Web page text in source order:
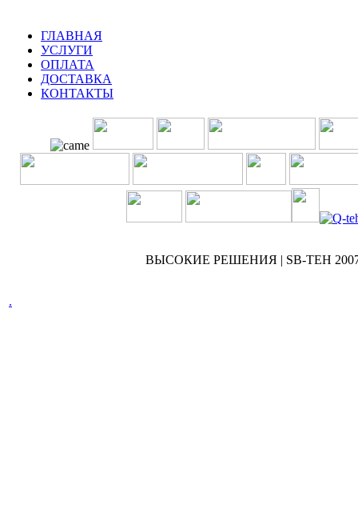
ГЛАВНАЯ
УСЛУГИ
ОПЛАТА
ДОСТАВКА
КОНТАКТЫ
ВЫСОКИЕ РЕШЕНИЯ | SB-TEH 2007
.